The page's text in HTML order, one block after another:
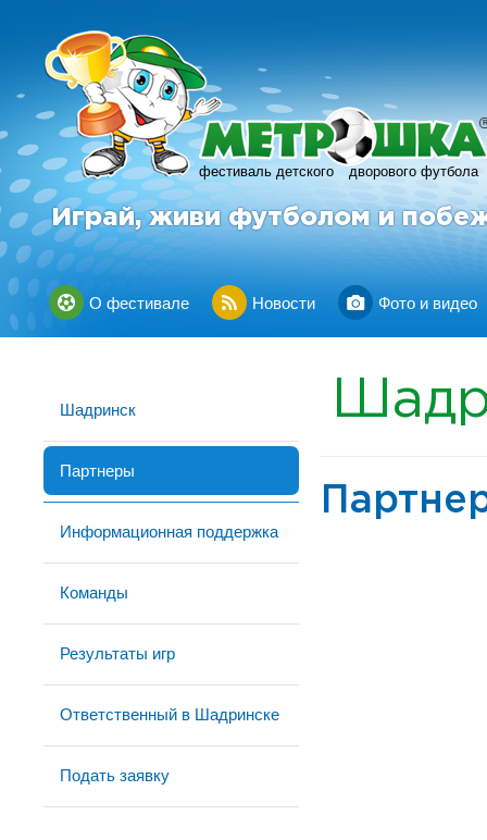
фестиваль детского дворового футбола
R
Играй, живи футболом и
О фестивале Новости Фото и видео
Шадринск
Партнеры
Информационная поддержка
Команды
Результаты игр
Ответственный в Шадринске
Подать заявку